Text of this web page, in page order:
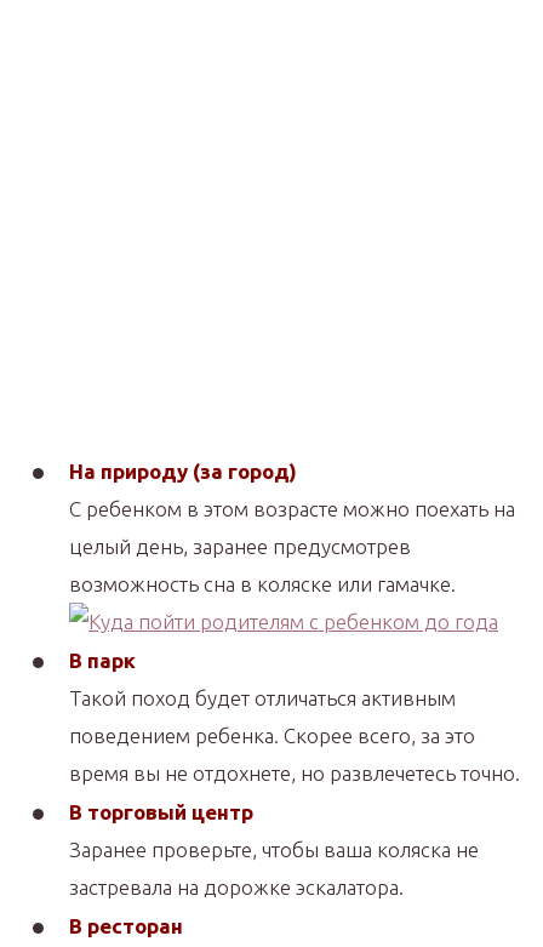
На природу (за город)
С ребенком в этом возрасте можно поехать на
целый день, заранее предусмотрев
возможность сна в коляске или гамачке.
В парк
Такой поход будет отличаться активным
поведением ребенка. Скорее всего, за это
время вы не отдохнете, но развлечетесь точно.
В торговый центр
Заранее проверьте, чтобы ваша коляска не
застревала на дорожке эскалатора.
В ресторан